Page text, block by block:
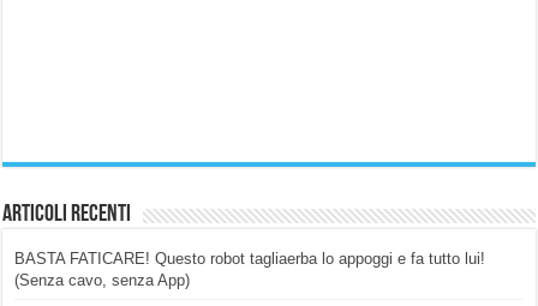
Articoli Recenti
BASTA FATICARE! Questo robot tagliaerba lo appoggi e fa tutto lui!
(Senza cavo, senza App)